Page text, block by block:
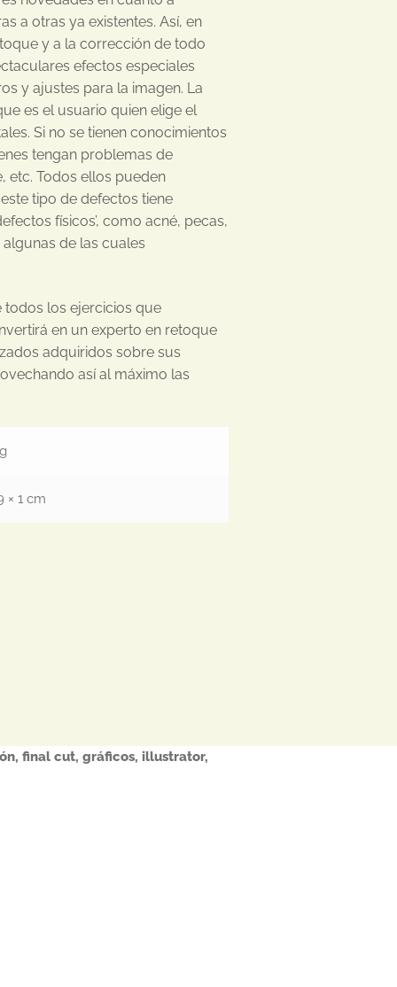
a otras ya existentes. Así, en
y a la corrección de todo
efectos especiales
y ajustes para la imagen. La
es el usuario quien elige el
Si no se tienen conocimientos
tengan problemas de
etc. Todos ellos pueden
tipo de defectos tiene
físicos’, como acné, pecas,
de las cuales
todos los ejercicios que
en un experto en retoque
adquiridos sobre sus
así al máximo las
× 1 cm
, final cut, gráficos, illustrator,